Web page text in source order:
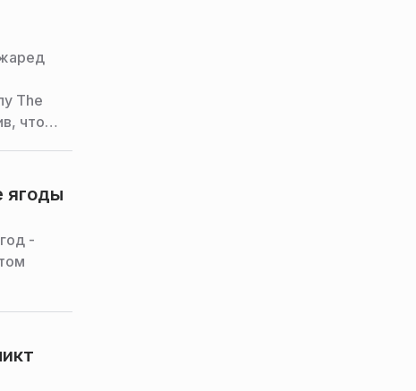
The
что
ягоды
-